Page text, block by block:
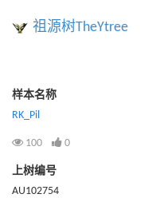
祖源树TheYtree
样本名称
RK_Pil
100 0
上树编号
AU102754